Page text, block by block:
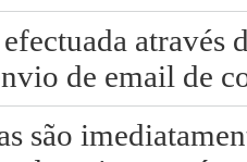
de email de
são